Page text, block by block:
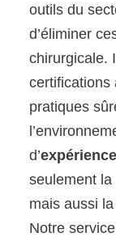
outils du
d’éliminer
chirurgicale.
certifications
pratiques
d’expérience
seulement
mais aussi
Notre